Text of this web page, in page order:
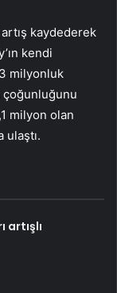
artış kaydederek
kendi
milyonluk
milyon olan
ulaştı.
artışlı